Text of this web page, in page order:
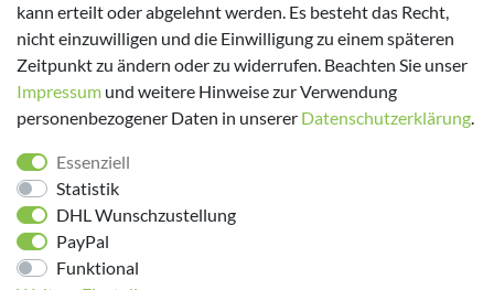
Folge uns!
kann erteilt oder abgelehnt werden. Es besteht das Recht,
nicht einzuwilligen und die Einwilligung zu einem späteren
Zeitpunkt zu ändern oder zu widerrufen. Beachten Sie unser
Impressum und weitere Hinweise zur Verwendung
personenbezogener Daten in unserer Daten­schutz­erklärung.
Essenziell
Statistik
DHL Wunschzustellung
PayPal
Funktional